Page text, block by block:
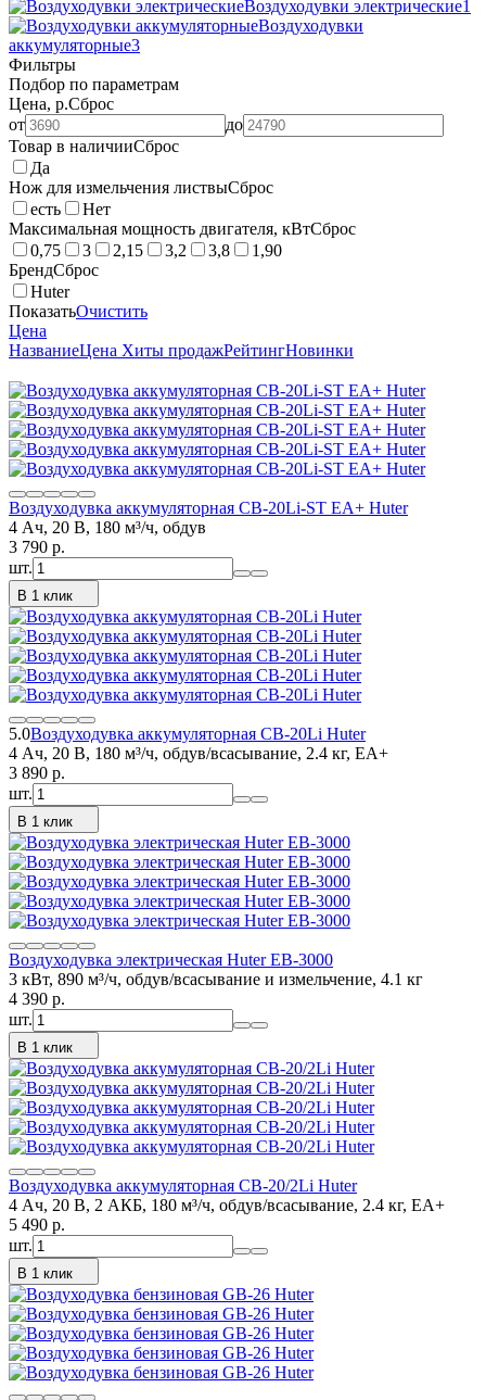
Воздуходувки электрические1
Воздуходувки
аккумуляторные3
Фильтры
Подбор по параметрам
Цена, р.Сброс
от
до
Товар в наличииСброс
Да
Нож для измельчения листвыСброс
есть
Нет
Максимальная мощность двигателя, кВтСброс
0,75
3 2,15 3,2 3,8
1,90
БрендСброс
Huter
ПоказатьОчистить
Цена
НазваниеЦена Хиты продажРейтингНовинки
Воздуходувка аккумуляторная CB-20Li-ST EA+ Huter
4 Ач, 20 В, 180 м³/ч, обдув
3 790 p.
шт.
В 1 клик
5.0Воздуходувка аккумуляторная CB-20Li Huter
4 Ач, 20 В, 180 м³/ч, обдув/всасывание, 2.4 кг, EA+
3 890 p.
шт.
В 1 клик
Воздуходувка электрическая Huter EB-3000
3 кВт, 890 м³/ч, обдув/всасывание и измельчение, 4.1 кг
4 390 p.
шт.
В 1 клик
Воздуходувка аккумуляторная CB-20/2Li Huter
4 Ач, 20 В, 2 АКБ, 180 м³/ч, обдув/всасывание, 2.4 кг, EA+
5 490 p.
шт.
В 1 клик